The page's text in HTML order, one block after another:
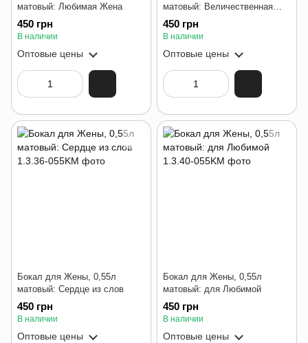
матовый: Любимая Жена
450 грн
В наличии
Оптовые цены
матовый: Величественная
Жена
450 грн
В наличии
Оптовые цены
Бокал для Жены, 0,55л
матовый: Сердце из слов
450 грн
В наличии
Оптовые цены
Бокал для Жены, 0,55л
матовый: для Любимой
450 грн
В наличии
Оптовые цены